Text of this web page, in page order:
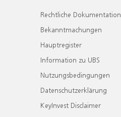
Rechtliche Dokumentation
Bekanntmachungen
Hauptregister
Information zu UBS
Nutzungsbedingungen
Datenschutzerklärung
KeyInvest Disclaimer